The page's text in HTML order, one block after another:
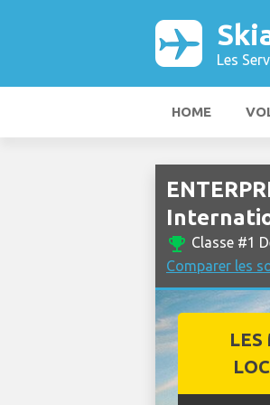
Les
HOME
emoji_events Classe #1
Comparer les
LES